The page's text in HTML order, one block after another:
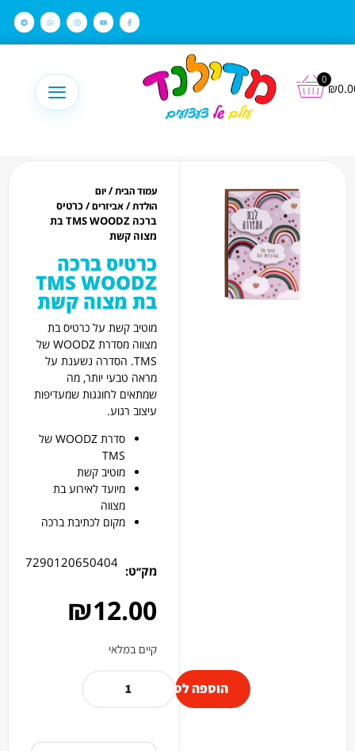
₪
0
עמוד הבית/יום
הולדת/אביזרים/ כרטיס
ברכה TMS WOODZ בת
מצוה קשת
כרטיס ברכה
TMS WOODZ
בת מצוה קשת
מוטיב קשת על כרטיס בת
מצווה מסדרת WOODZ של
TMS. הסדרה נשענת על
מראה טבעי יותר, מה
שמתאים לחוגגות שמעדיפות
עיצוב רגוע.
סדרת WOODZ של
TMS
מוטיב קשת
מיועד לאירוע בת
מצווה
מקום לכתיבת ברכה
מק׳׳ט:
7290120650404
₪12.00
קיים במלאי
הוספה לסל